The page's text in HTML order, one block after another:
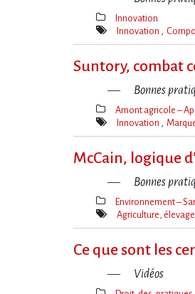
Thèmes(s)
Innovation
Mot(s)-
Innovation
Suntory, combat
Bonnes
Thèmes(s)
Amont agricole –
Mot(s)-
Innovation
McCain, logique
Bonnes
Thèmes(s)
Environnement –
Mot(s)-
Agriculture,
Ce que sont les
Vidéos